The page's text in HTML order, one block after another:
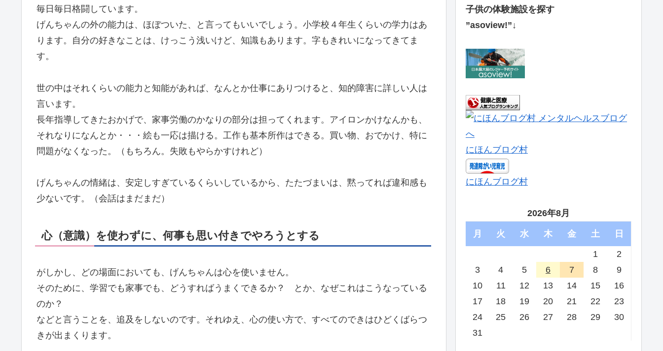
毎日毎日格闘しています。
げんちゃんの外の能力は、ほぼついた、と言ってもいいでしょう。小学校４年生くらいの学力はあ
ります。自分の好きなことは、けっこう浅いけど、知識もあります。字もきれいになってきてま
す。
世の中はそれくらいの能力と知能があれば、なんとか仕事にありつけると、知的障害に詳しい人は
言います。
長年指導してきたおかげで、家事労働のかなりの部分は担ってくれます。アイロンかけなんかも、
それなりになんとか・・・絵も一応は描ける。工作も基本所作はできる。買い物、おでかけ、特に
問題がなくなった。（もちろん。失敗もやらかすけれど）
げんちゃんの情緒は、安定しすぎているくらいしているから、たたづまいは、黙ってれば違和感も
少ないです。（会話はまだまだ）
心（意識）を使わずに、何事も思い付きでやろうとする
がしかし、どの場面においても、げんちゃんは心を使いません。
そのために、学習でも家事でも、どうすればうまくできるか？ とか、なぜこれはこうなっている
のか？
などと言うことを、追及をしないのです。それゆえ、心の使い方で、すべてのできはひどくばらつ
きが出まくります。
子供の体験施設を探す
”asoview!”↓
にほんブログ村
にほんブログ村
2026年8月
月 火 水 木 金 土 日
1
2
3
4 5 6 7 8
9
10
11 12 13 14 15
16
17
18 19 20 21 22
23
24
25 26 27 28 29
30
31